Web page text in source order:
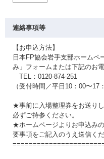
連絡事項等
【お申込方法】
日本FP協会岩手支部ホームペ
み」フォームまたは下記のお
TEL：0120-874-251
（受付時間／平日10：00〜17
★事前に入場整理券をお送り
必ずご持参ください。
★ホームページよりお申込み
要事項をご記入のうえ送信くだ